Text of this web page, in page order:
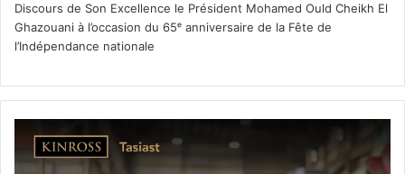
Discours de Son Excellence le Président Mohamed Ould Cheikh El
Ghazouani à l’occasion du 65ᵉ anniversaire de la Fête de
l’Indépendance nationale